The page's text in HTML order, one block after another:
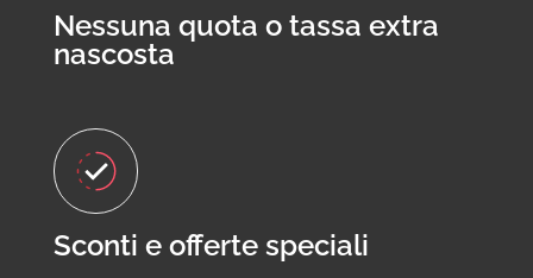
Nessuna quota o tassa extra
nascosta
Sconti e offerte speciali